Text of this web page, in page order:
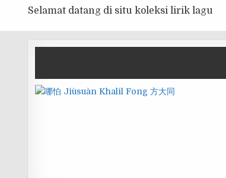
Selamat datang di situ koleksi lirik lagu